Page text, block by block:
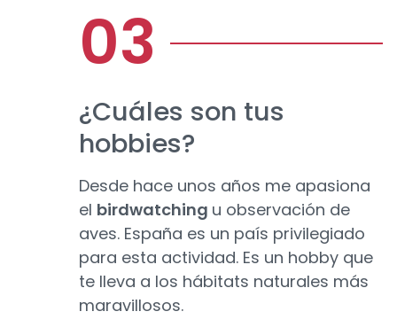
¿Cuáles son tus
hobbies?
Desde hace unos años me apasiona
el birdwatching u observación de
aves. España es un país privilegiado
para esta actividad. Es un hobby que
te lleva a los hábitats naturales más
maravillosos.